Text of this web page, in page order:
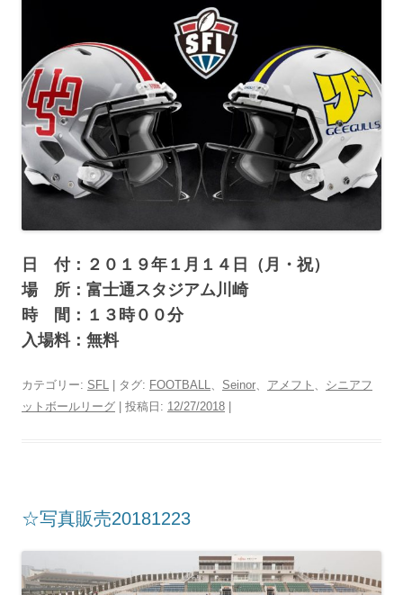
日 付：２０１９年１月１４日（月・祝）
場 所：富士通スタジアム川崎
時 間：１３時００分
入場料：無料
カテゴリー: SFL | タグ: FOOTBALL、 Seinor、 アメフト 、 シニアフ
ットボールリーグ | 投稿日: 12/27/2018
☆写真販売20181223